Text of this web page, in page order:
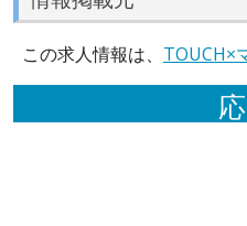
この求人情報は、 TOUCH×